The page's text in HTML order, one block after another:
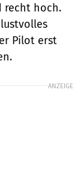
recht hoch.
Pilot erst
ANZEIGE